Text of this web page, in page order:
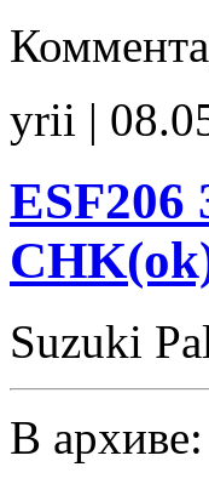
yrii |
ESF206
Suzuki
В архиве: